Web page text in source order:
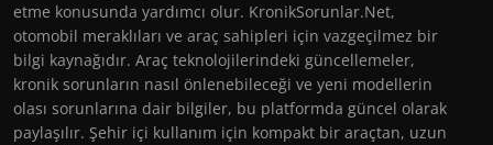
etme konusunda yardımcı olur. KronikSorunlar.Net,
otomobil meraklıları ve araç sahipleri için vazgeçilmez bir
bilgi kaynağıdır. Araç teknolojilerindeki güncellemeler,
kronik sorunların nasıl önlenebileceği ve yeni modellerin
olası sorunlarına dair bilgiler, bu platformda güncel olarak
paylaşılır. Şehir içi kullanım için kompakt bir araçtan, uzun